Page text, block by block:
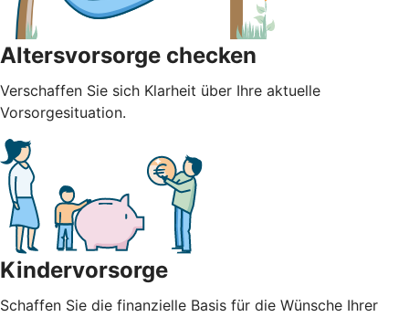
Altersvorsorge checken
Verschaffen Sie sich Klarheit über Ihre aktuelle
Vorsorgesituation.
Kindervorsorge
Schaffen Sie die finanzielle Basis für die Wünsche Ihrer